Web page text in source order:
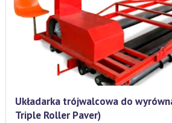
Układarka trójwalcowa do
Triple Roller Paver)